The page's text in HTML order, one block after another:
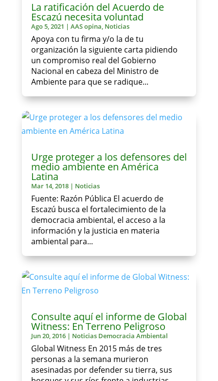
La ratificación del Acuerdo de
Escazú necesita voluntad
Ago 5, 2021 | AAS opina, Noticias
Apoya con tu firma y/o la de tu
organización la siguiente carta pidiendo
un compromiso real del Gobierno
Nacional en cabeza del Ministro de
Ambiente para que se radique...
Urge proteger a los defensores del
medio ambiente en América
Latina
Mar 14, 2018| Noticias
Fuente: Razón Pública El acuerdo de
Escazú busca el fortalecimiento de la
democracia ambiental, el acceso a la
información y la justicia en materia
ambiental para...
Consulte aquí el informe de Global
Witness: En Terreno Peligroso
Jun 20, 2016| Noticias Democracia Ambiental
Global Witness En 2015 más de tres
personas a la semana murieron
asesinadas por defender su tierra, sus